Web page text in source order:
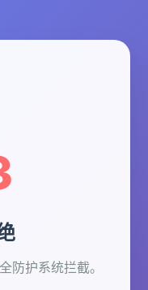
防护系统拦截。